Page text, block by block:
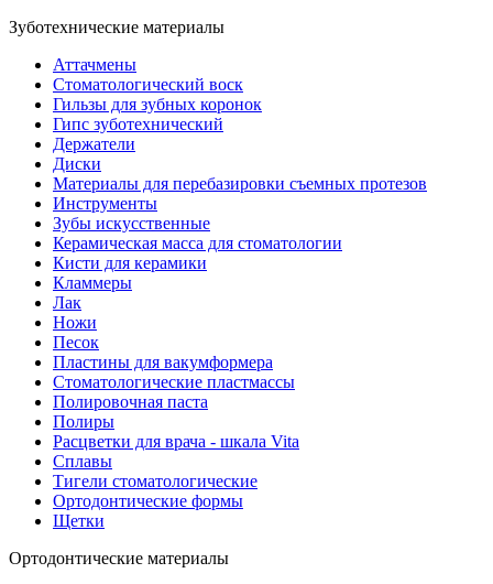
Зуботехнические материалы
Аттачмены
Стоматологический воск
Гильзы для зубных коронок
Гипс зуботехнический
Держатели
Диски
Материалы для перебазировки съемных протезов
Инструменты
Зубы искусственные
Керамическая масса для стоматологии
Кисти для керамики
Кламмеры
Лак
Ножи
Песок
Пластины для вакумформера
Стоматологические пластмассы
Полировочная паста
Полиры
Расцветки для врача - шкала Vita
Сплавы
Тигели стоматологические
Ортодонтические формы
Щетки
Ортодонтические материалы